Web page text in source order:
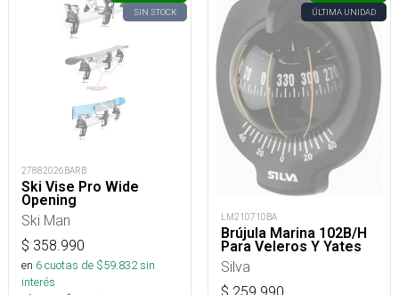
SIN STOCK
27882026BARB
Ski Vise Pro Wide
Opening
Ski Man
$ 358.990
en 6cuotas de $59.832sin
interés
ÚLTIMA UNIDAD
LM210710BA
Brújula Marina 102B/H
Para Veleros Y Yates
Silva